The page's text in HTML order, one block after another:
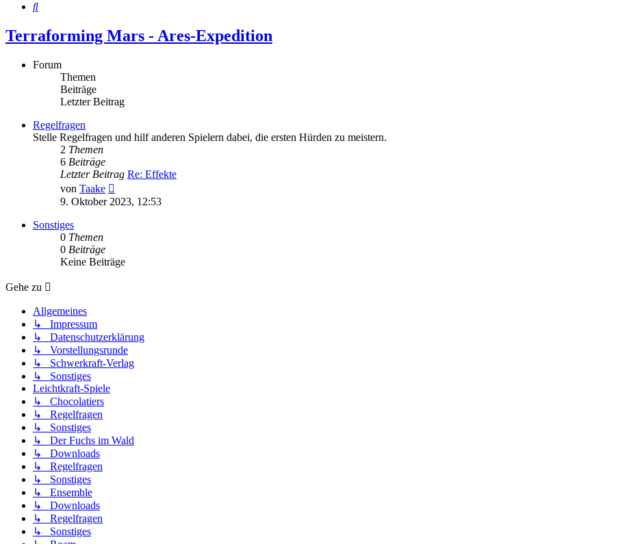
Suche
Terraforming Mars - Ares-Expedition
Forum
Themen
Beiträge
Letzter Beitrag
Regelfragen
Stelle Regelfragen und hilf anderen Spielern dabei, die ersten Hürden zu meistern.
2 Themen
6 Beiträge
Letzter Beitrag Re: Effekte
von Taake
Beitrag
9. Oktober 2023, 12:53
Sonstiges
0 Themen
0 Beiträge
Keine Beiträge
Gehe zu
Allgemeines
↳ Impressum
↳ Datenschutzerklärung
↳ Vorstellungsrunde
↳ Schwerkraft-Verlag
↳ Sonstiges
Leichtkraft-Spiele
↳ Chocolatiers
↳ Regelfragen
↳ Sonstiges
↳ Der Fuchs im Wald
↳ Downloads
↳ Regelfragen
↳ Sonstiges
↳ Ensemble
↳ Downloads
↳ Regelfragen
↳ Sonstiges